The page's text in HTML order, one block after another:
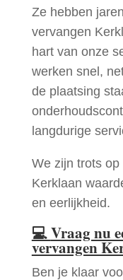
Ze hebben
vervangen
hart van onze
werken snel,
de plaatsing
langdurige
We zijn trots
Kerklaan
en eerlijkheid.
💻Vraag nu
vervangen
Ben je klaar